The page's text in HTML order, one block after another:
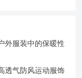
外服装中的保暖性
透气防风运动服饰